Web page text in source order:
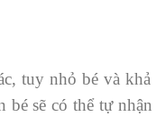
tuy nhỏ bé và
bé sẽ có thể tự